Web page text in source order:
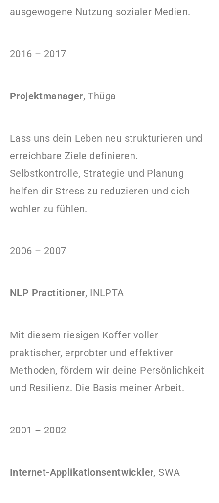
ausgewogene Nutzung sozialer Medien.
2016 – 2017
Projektmanager, Thüga
Lass uns dein Leben neu strukturieren und
erreichbare Ziele definieren.
Selbstkontrolle, Strategie und Planung
helfen dir Stress zu reduzieren und dich
wohler zu fühlen.
2006 – 2007
NLP Practitioner, INLPTA
Mit diesem riesigen Koffer voller
praktischer, erprobter und effektiver
Methoden, fördern wir deine Persönlichkeit
und Resilienz. Die Basis meiner Arbeit.
2001 – 2002
Internet-Applikationsentwickler, SWA